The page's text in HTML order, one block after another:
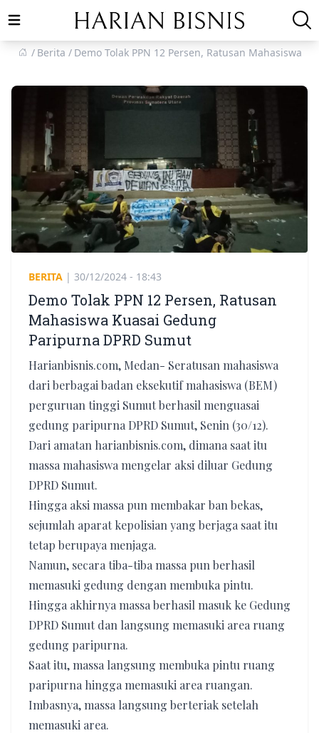
Open main menu
Berita
Demo Tolak PPN 12 Persen, Ratusan Mahasiswa
BERITA | 30/12/2024 - 18:43
Demo Tolak PPN 12 Persen, Ratusan
Mahasiswa Kuasai Gedung
Paripurna DPRD Sumut
Harianbisnis.com, Medan- Seratusan mahasiswa
dari berbagai badan eksekutif mahasiswa (BEM)
perguruan tinggi Sumut berhasil menguasai
gedung paripurna DPRD Sumut, Senin (30/12).
Dari amatan harianbisnis.com, dimana saat itu
massa mahasiswa mengelar aksi diluar Gedung
DPRD Sumut.
Hingga aksi massa pun membakar ban bekas,
sejumlah aparat kepolisian yang berjaga saat itu
tetap berupaya menjaga.
Namun, secara tiba-tiba massa pun berhasil
memasuki gedung dengan membuka pintu.
Hingga akhirnya massa berhasil masuk ke Gedung
DPRD Sumut dan langsung memasuki area ruang
gedung paripurna.
Saat itu, massa langsung membuka pintu ruang
paripurna hingga memasuki area ruangan.
Imbasnya, massa langsung berteriak setelah
memasuki area.